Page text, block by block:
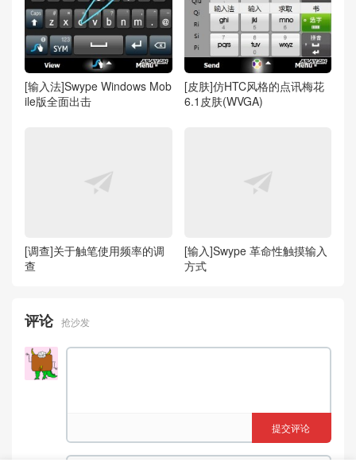
[输入法]Swype Windows Mob
ile版全面出击
[皮肤]仿HTC风格的点讯梅花
6.1皮肤(WVGA)
[调查]关于触笔使用频率的调
查
[输入]Swype 革命性触摸输入
方式
评论 抢沙发
提交评论